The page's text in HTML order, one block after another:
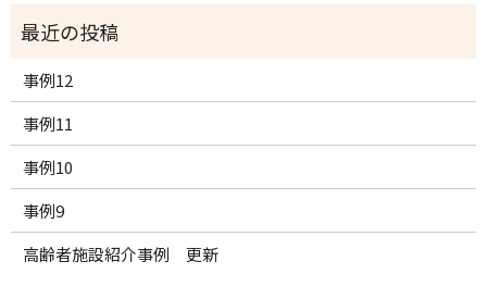
事例12
事例11
事例10
事例9
高齢者施設紹介事例 更新